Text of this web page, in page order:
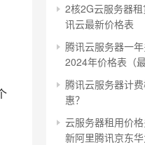
2核2G云服务器
讯云最新价格表
腾讯云服务器一
2024年价格表（最
腾讯云服务器计
惠？
云服务器租用价
新阿里腾讯京东